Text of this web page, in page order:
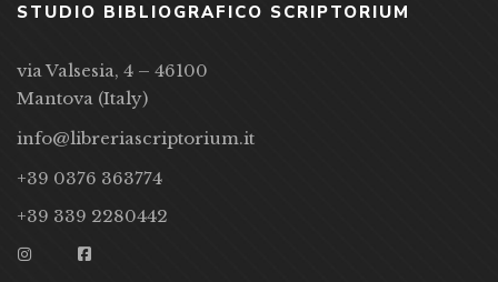
STUDIO BIBLIOGRAFICO SCRIPTORIUM
via Valsesia, 4 – 46100
Mantova (Italy)
info@libreriascriptorium.it
+39 0376 363774
+39 339 2280442